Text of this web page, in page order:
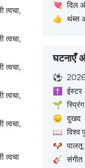
त्वचा,
त्वचा,
त्वचा,
त्वचा,
त्वचा,
त्वचा
💘 दिल
👍 थंब्स
घटनाएँ
⚽
✝️
ईस्टर
🌱 स्प्रिंग
😞 दुखद
📖 विश्व
🐶 पालतू
🎸 संगीत